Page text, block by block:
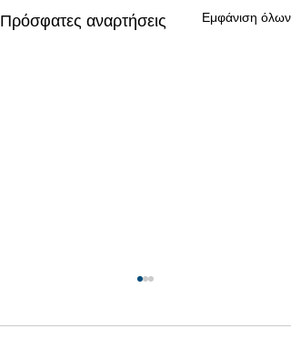
Πρόσφατες αναρτήσεις Εμφάνιση όλων